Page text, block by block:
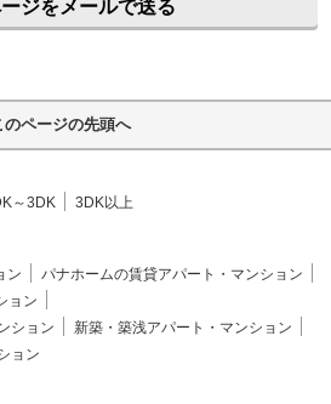
ジをメールで送る
のページの先頭へ
～3DK 3DK以上
ン
パナホームの賃貸アパート・マンション
ョン
ション
新築・築浅アパート・マンション
ョン